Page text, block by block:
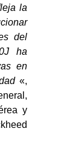
la
del
ha
en
«,
y